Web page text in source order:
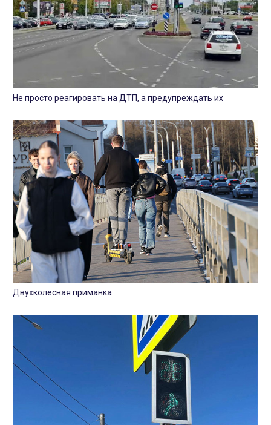
Не просто реагировать на ДТП, а предупреждать их
Двухколесная приманка